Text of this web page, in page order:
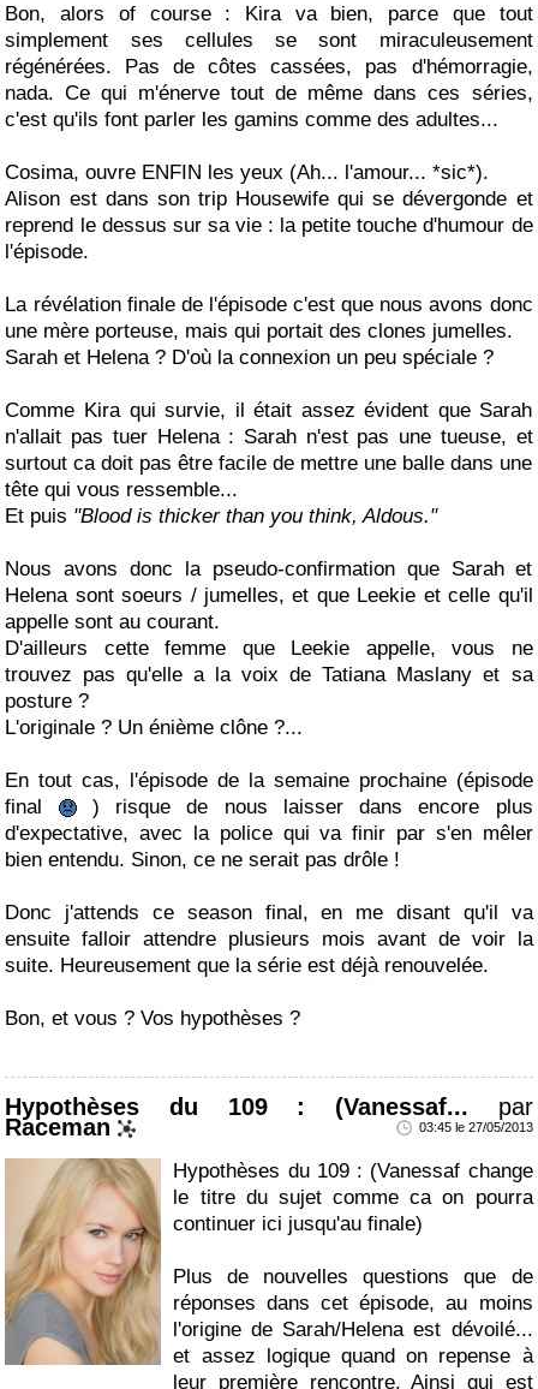
Bon, alors of course : Kira va bien, parce que tout
simplement ses cellules se sont miraculeusement
régénérées. Pas de côtes cassées, pas d'hémorragie,
nada. Ce qui m'énerve tout de même dans ces séries,
c'est qu'ils font parler les gamins comme des adultes...
Cosima, ouvre ENFIN les yeux (Ah... l'amour... *sic*).
Alison est dans son trip Housewife qui se dévergonde et
reprend le dessus sur sa vie : la petite touche d'humour de
l'épisode.
La révélation finale de l'épisode c'est que nous avons donc
une mère porteuse, mais qui portait des clones jumelles.
Sarah et Helena ? D'où la connexion un peu spéciale ?
Comme Kira qui survie, il était assez évident que Sarah
n'allait pas tuer Helena : Sarah n'est pas une tueuse, et
surtout ca doit pas être facile de mettre une balle dans une
tête qui vous ressemble...
Et puis "Blood is thicker than you think, Aldous."
Nous avons donc la pseudo-confirmation que Sarah et
Helena sont soeurs / jumelles, et que Leekie et celle qu'il
appelle sont au courant.
D'ailleurs cette femme que Leekie appelle, vous ne
trouvez pas qu'elle a la voix de Tatiana Maslany et sa
posture ?
L'originale ? Un énième clône ?...
En tout cas, l'épisode de la semaine prochaine (épisode
final
) risque de nous laisser dans encore plus
d'expectative, avec la police qui va finir par s'en mêler
bien entendu. Sinon, ce ne serait pas drôle !
Donc j'attends ce season final, en me disant qu'il va
ensuite falloir attendre plusieurs mois avant de voir la
suite. Heureusement que la série est déjà renouvelée.
Bon, et vous ? Vos hypothèses ?
Hypothèses du 109 : (Vanessaf... par
Raceman 03:45 le 27/05/2013
Hypothèses du 109 : (Vanessaf change
le titre du sujet comme ca on pourra
continuer ici jusqu'au finale)
Plus de nouvelles questions que de
réponses dans cet épisode, au moins
l'origine de Sarah/Helena est dévoilé...
et assez logique quand on repense à
leur première rencontre. Ainsi qui est